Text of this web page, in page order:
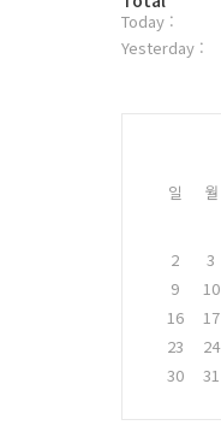
러
그
문
자
Today :
Yesterday :
일 월
2
3
9
10
16
17
23
24
30
31